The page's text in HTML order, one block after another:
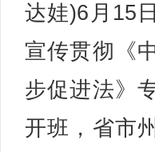
达娃)6月15
宣传贯彻《
步促进法》
开班，省市